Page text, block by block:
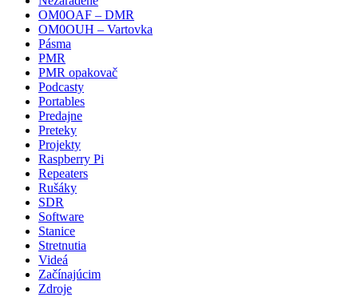
OM0OAF – DMR
OM0OUH – Vartovka
Pásma
PMR
PMR opakovač
Podcasty
Portables
Predajne
Preteky
Projekty
Raspberry Pi
Repeaters
Rušáky
SDR
Software
Stanice
Stretnutia
Videá
Začínajúcim
Zdroje